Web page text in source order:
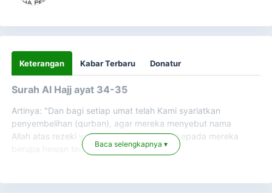
Keterangan Kabar Terbaru Donatur
Surah Al Hajj ayat 34-35
Artinya: "Dan bagi setiap umat telah Kami syariatkan
penyembelihan (qurban), agar mereka menyebut nama
Allah atas rezeki yang dikaruniakan Allah kepada mereka
berupa hewan ternak.Baca selengkapnya ▾